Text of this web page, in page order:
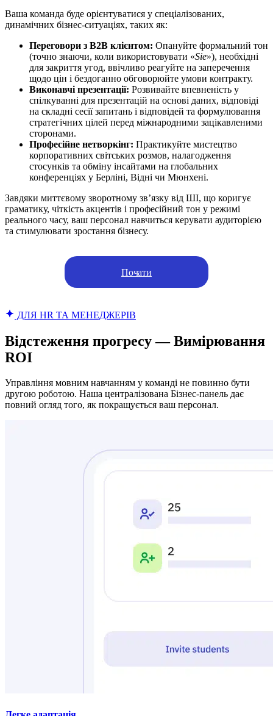
Ваша команда буде орієнтуватися у спеціалізованих,
динамічних бізнес-ситуаціях, таких як:
Переговори з B2B клієнтом: Опануйте формальний тон
(точно знаючи, коли використовувати «Sie»), необхідні
для закриття угод, ввічливо реагуйте на заперечення
щодо цін і бездоганно обговорюйте умови контракту.
Виконавчі презентації: Розвивайте впевненість у
спілкуванні для презентацій на основі даних, відповіді
на складні сесії запитань і відповідей та формулювання
стратегічних цілей перед міжнародними зацікавленими
сторонами.
Професійне нетворкінг: Практикуйте мистецтво
корпоративних світських розмов, налагодження
стосунків та обміну інсайтами на глобальних
конференціях у Берліні, Відні чи Мюнхені.
Завдяки миттєвому зворотному зв’язку від ШІ, що коригує
граматику, чіткість акцентів і професійний тон у режимі
реального часу, ваш персонал навчиться керувати аудиторією
та стимулювати зростання бізнесу.
Почати
ДЛЯ HR ТА МЕНЕДЖЕРІВ
Відстеження прогресу — Вимірювання
ROI
Управління мовним навчанням у команді не повинно бути
другою роботою. Наша централізована Бізнес-панель дає
повний огляд того, як покращується ваш персонал.